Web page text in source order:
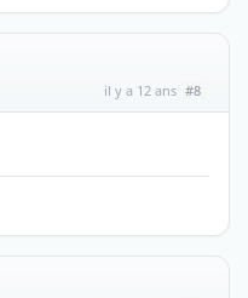
il y a 12 ans #8